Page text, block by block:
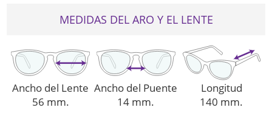
MEDIDAS DEL ARO Y EL LENTE
Ancho del Lente
56 mm.
Ancho del Puente
14 mm.
Longitud
140 mm.